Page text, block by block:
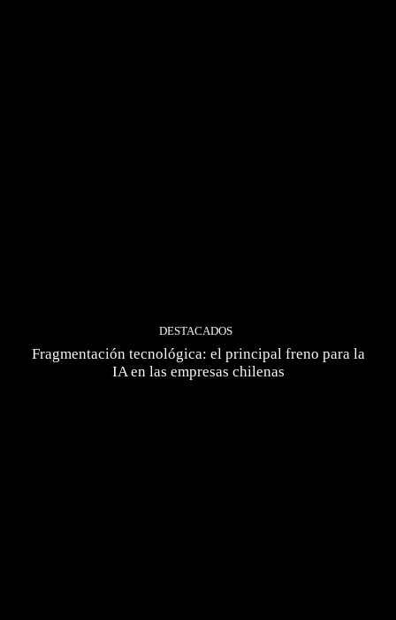
DESTACADOS
Fragmentación tecnológica: el principal freno para la
IA en las empresas chilenas